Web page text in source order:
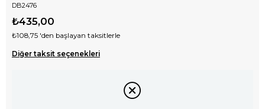
DB2476
₺435,00
₺108,75 'den başlayan taksitlerle
Diğer taksit seçenekleri